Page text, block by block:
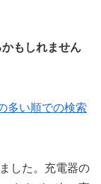
もしれません
多い順での検索
した。充電器の